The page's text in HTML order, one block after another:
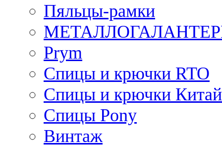
Пяльцы-рамки
Prym
Спицы и крючки RTO
Спицы и крючки Китай
Спицы Pony
Винтаж